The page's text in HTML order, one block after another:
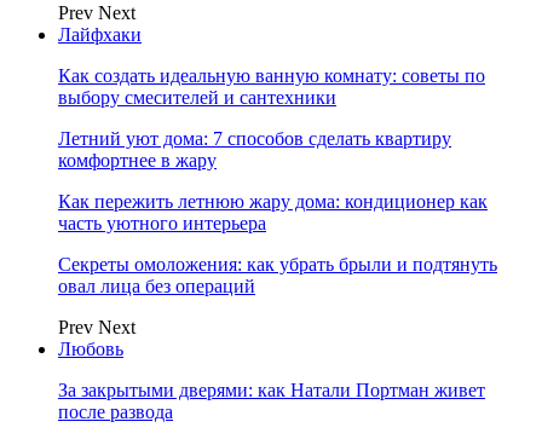
Prev Next
Лайфхаки
Как создать идеальную ванную комнату: советы по
выбору смесителей и сантехники
Летний уют дома: 7 способов сделать квартиру
комфортнее в жару
Как пережить летнюю жару дома: кондиционер как
часть уютного интерьера
Секреты омоложения: как убрать брыли и подтянуть
овал лица без операций
Prev Next
Любовь
За закрытыми дверями: как Натали Портман живет
после развода